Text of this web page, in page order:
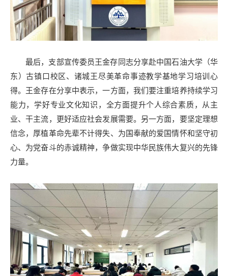
最后，支部宣传委员王金存同志分享赴中国石油大学（华
东）古镇口校区、诸城王尽美革命事迹教学基地学习培训心
得。王金存在分享中表示，一方面，我们要注重培养持续学习
能力，学好专业文化知识，全方面提升个人综合素质，从主
业、干主流，更好适应社会发展需要。另一方面，要坚定理想
信念，厚植革命先辈不计得失、为国奉献的爱国情怀和坚守初
心、为党奋斗的赤诚精神，争做实现中华民族伟大复兴的先锋
力量。